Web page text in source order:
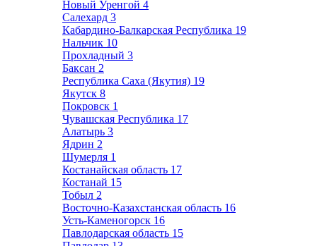
Новый Уренгой 4
Салехард 3
Кабардино-Балкарская Республика 19
Нальчик 10
Прохладный 3
Баксан 2
Республика Саха (Якутия) 19
Якутск 8
Покровск 1
Чувашская Республика 17
Алатырь 3
Ядрин 2
Шумерля 1
Костанайская область 17
Костанай 15
Тобыл 2
Восточно-Казахстанская область 16
Усть-Каменогорск 16
Павлодарская область 15